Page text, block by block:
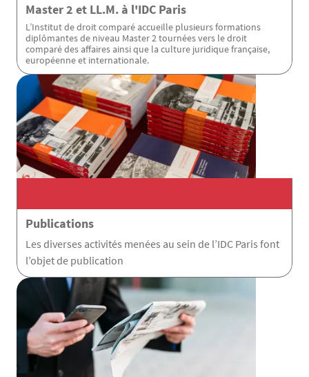
Master 2 et LL.M. à l'IDC Paris
L’Institut de droit comparé accueille plusieurs formations
diplômantes de niveau Master 2 tournées vers le droit
comparé des affaires ainsi que la culture juridique française,
européenne et internationale.
Publications
Les diverses activités menées au sein de l’IDC Paris font
l’objet de publication